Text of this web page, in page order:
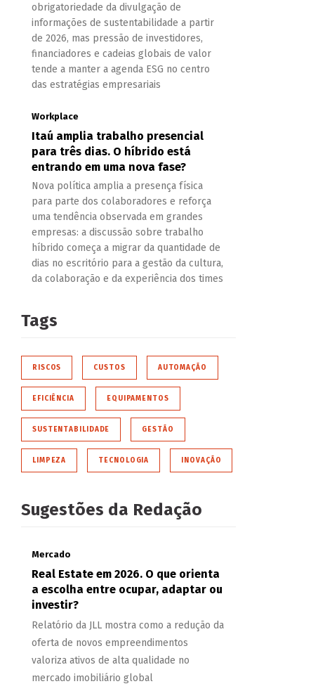
obrigatoriedade da divulgação de
informações de sustentabilidade a partir
de 2026, mas pressão de investidores,
financiadores e cadeias globais de valor
tende a manter a agenda ESG no centro
das estratégias empresariais
Workplace
Itaú amplia trabalho presencial
para três dias. O híbrido está
entrando em uma nova fase?
Nova política amplia a presença física
para parte dos colaboradores e reforça
uma tendência observada em grandes
empresas: a discussão sobre trabalho
híbrido começa a migrar da quantidade de
dias no escritório para a gestão da cultura,
da colaboração e da experiência dos times
Tags
RISCOS CUSTOS AUTOMAÇÃO
EFICIÊNCIA EQUIPAMENTOS
SUSTENTABILIDADE GESTÃO
LIMPEZA TECNOLOGIA INOVAÇÃO
Sugestões da Redação
Mercado
Real Estate em 2026. O que orienta
a escolha entre ocupar, adaptar ou
investir?
Relatório da JLL mostra como a redução da
oferta de novos empreendimentos
valoriza ativos de alta qualidade no
mercado imobiliário global